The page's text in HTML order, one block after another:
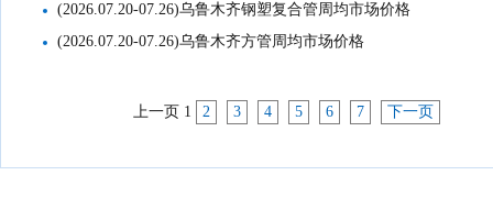
(2026.07.20-07.26)乌鲁木齐钢塑复合管周均市场价格
(2026.07.20-07.26)乌鲁木齐方管周均市场价格
上一页 1 2 3 4 5 6 7 下一页